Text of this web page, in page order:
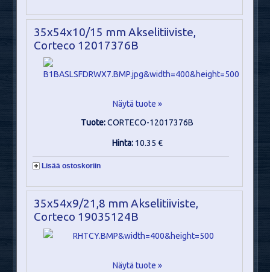
35x54x10/15 mm Akselitiiviste,
Corteco 12017376B
Näytä tuote »
Tuote:CORTECO-12017376B
Hinta: 10.35 €
Lisää ostoskoriin
35x54x9/21,8 mm Akselitiiviste,
Corteco 19035124B
Näytä tuote »